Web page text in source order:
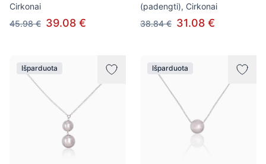
Cirkonai
45.98 € 39.08 €
(padengti), Cirkonai
38.84 € 31.08 €
Išparduota Išparduota